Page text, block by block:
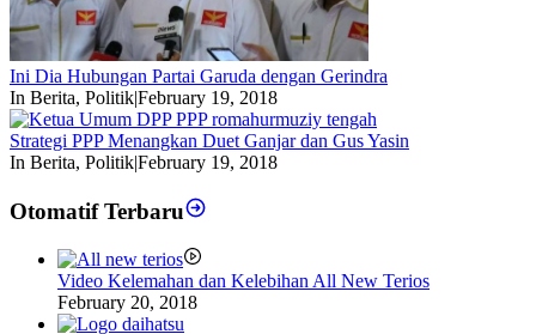
Ini Dia Hubungan Partai Garuda dengan Gerindra
In Berita, Politik|February 19, 2018
Strategi PPP Menangkan Duet Ganjar dan Gus Yasin
In Berita, Politik|February 19, 2018
Otomatif Terbaru
Video Kelemahan dan Kelebihan All New Terios
February 20, 2018